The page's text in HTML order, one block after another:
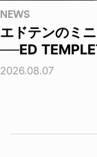
NEWS
エドテンのミ
──ED
2026.08.07